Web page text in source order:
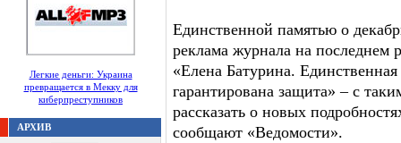
Легкие деньги: Украина
превращается в Мекку для
киберпреступников
АРХИВ
Единственной памятью о
реклама журнала на последнем
«Елена Батурина.
гарантирована защита» – с
рассказать о новых
сообщают «Ведомости».